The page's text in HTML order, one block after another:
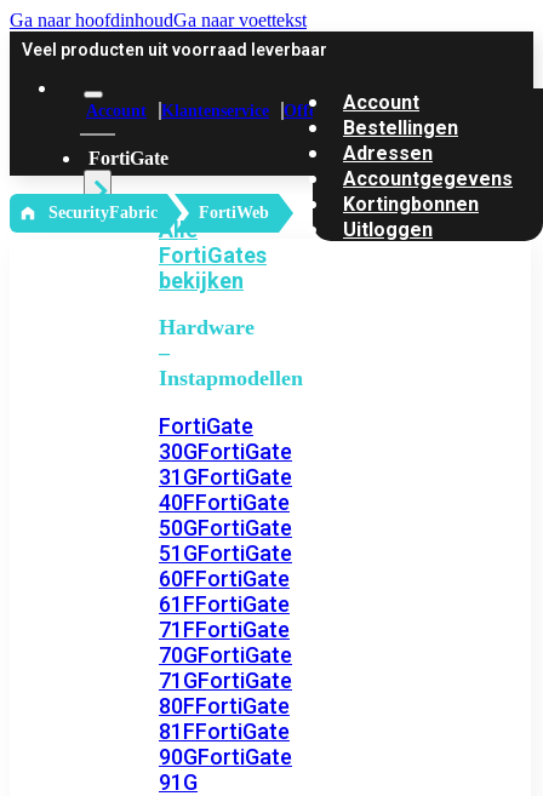
Ga naar hoofdinhoudGa naar voettekst
Veel producten uit voorraad leverbaar
Account Klantenservice Offerte
FortiGate
Alle
FortiGates
bekijken
Hardware
–
Instapmodellen
FortiGate
30GFortiGate
31GFortiGate
40FFortiGate
50GFortiGate
51GFortiGate
60FFortiGate
61FFortiGate
71FFortiGate
70GFortiGate
71GFortiGate
80FFortiGate
81FFortiGate
90GFortiGate
91G
Account
Bestellingen
Adressen
Accountgegevens
Kortingbonnen
Uitloggen
‎ SecurityFabric FortiWeb